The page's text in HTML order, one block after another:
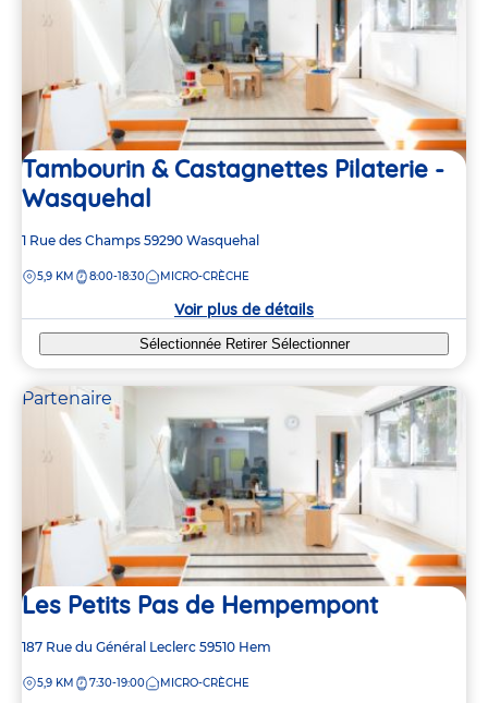
Tambourin & Castagnettes Pilaterie -
Wasquehal
Adresse
la
1 Rue des Champs 59290 Wasquehal
DISTANCE
5,9 KM 8:00-18:30 MICRO-CRÈCHE
Voir plus de détails
Sélectionnée Retirer Sélectionner
Partenaire
Les Petits Pas de Hempempont
Adresse
la
187 Rue du Général Leclerc 59510 Hem
DISTANCE
5,9 KM 7:30-19:00 MICRO-CRÈCHE